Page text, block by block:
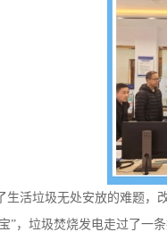
垃圾无处安放的难题，改
垃圾焚烧发电走过了一条